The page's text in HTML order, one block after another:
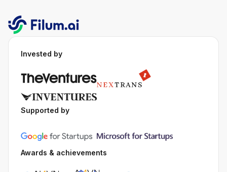
Invested by
Supported by
Awards & achievements